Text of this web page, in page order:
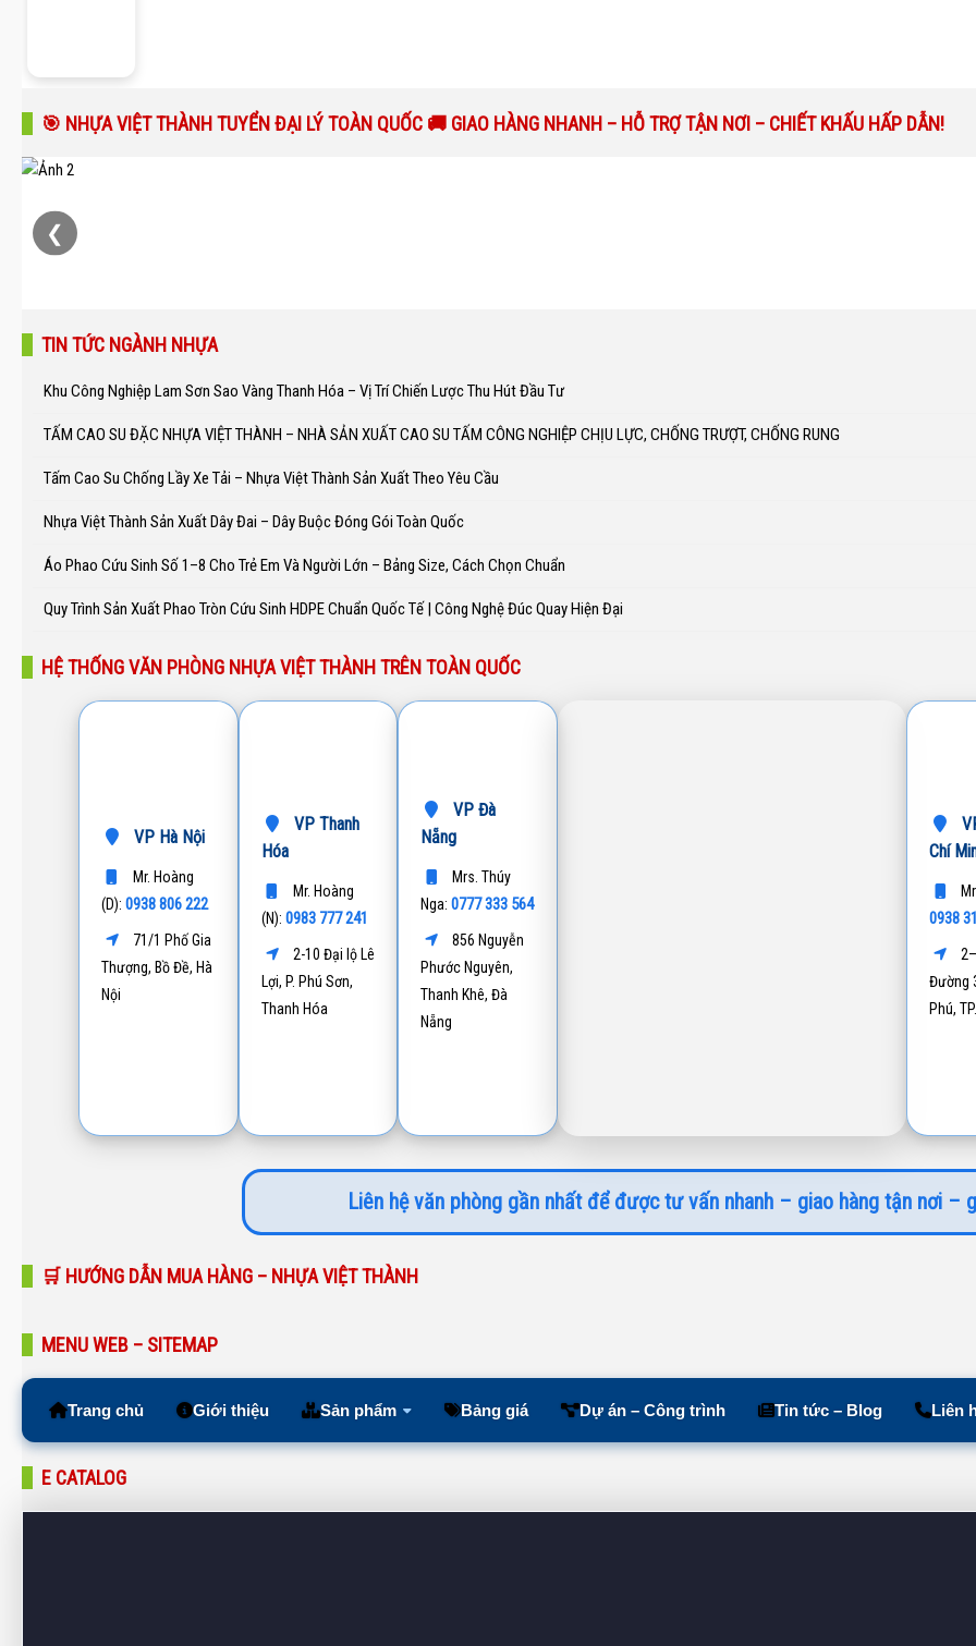
🎯 NHỰA VIỆT THÀNH TUYỂN ĐẠI LÝ TOÀN QUỐC 🚚 GIAO HÀNG NHANH – HỖ TRỢ TẬN NƠI – CHIẾT KHẤU HẤP DẪN!
❮
TIN TỨC NGÀNH NHỰA
Khu Công Nghiệp Lam Sơn Sao Vàng Thanh Hóa – Vị Trí Chiến Lược Thu Hút Đầu Tư
TẤM CAO SU ĐẶC NHỰA VIỆT THÀNH – NHÀ SẢN XUẤT CAO SU TẤM CÔNG NGHIỆP CHỊU LỰC, CHỐNG TRƯỢT, CHỐNG RUNG
Tấm Cao Su Chống Lầy Xe Tải – Nhựa Việt Thành Sản Xuất Theo Yêu Cầu
Nhựa Việt Thành Sản Xuất Dây Đai – Dây Buộc Đóng Gói Toàn Quốc
Áo Phao Cứu Sinh Số 1–8 Cho Trẻ Em Và Người Lớn – Bảng Size, Cách Chọn Chuẩn
Quy Trình Sản Xuất Phao Tròn Cứu Sinh HDPE Chuẩn Quốc Tế | Công Nghệ Đúc Quay Hiện Đại
HỆ THỐNG VĂN PHÒNG NHỰA VIỆT THÀNH TRÊN TOÀN QUỐC
VP Hà Nội
Mr. Hoàng
(D): 0938 806 222
71/1 Phố Gia
Thượng, Bồ Đề, Hà
Nội
VP Thanh
Hóa
Mr. Hoàng
(N): 0983 777 241
2-10 Đại lộ Lê
Lợi, P. Phú Sơn,
Thanh Hóa
VP Đà
Nẵng
Mrs. Thúy
Nga:0777 333 564
856 Nguyễn
Phước Nguyên,
Thanh Khê, Đà
Nẵng
Chí
0938
Đường
Phú,
Liên hệ văn phòng gần nhất để được tư vấn nhanh – giao hàng tận nơi –
🛒 HƯỚNG DẪN MUA HÀNG – NHỰA VIỆT THÀNH
MENU WEB – SITEMAP
Trang chủ Giới thiệu Sản phẩm Bảng giá Dự án – Công trình Tin tức – Blog Liên
E CATALOG